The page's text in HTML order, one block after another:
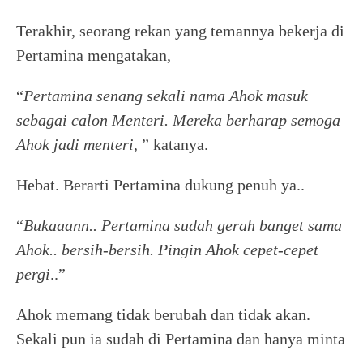
Terakhir, seorang rekan yang temannya bekerja di
Pertamina mengatakan,
“Pertamina senang sekali nama Ahok masuk
sebagai calon Menteri. Mereka berharap semoga
Ahok jadi menteri, ” katanya.
Hebat. Berarti Pertamina dukung penuh ya..
“Bukaaann.. Pertamina sudah gerah banget sama
Ahok.. bersih-bersih. Pingin Ahok cepet-cepet
pergi..”
Ahok memang tidak berubah dan tidak akan.
Sekali pun ia sudah di Pertamina dan hanya minta